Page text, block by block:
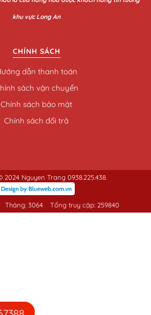
khu vực Long An
CHÍNH SÁCH
dẫn thanh toán
sách vận chuyển
Chính sách bảo mật
Chính sách đổi trả
2024 Nguyen Trang 0938.225.438.
Tháng: 3064 Tổng truy cập: 259840